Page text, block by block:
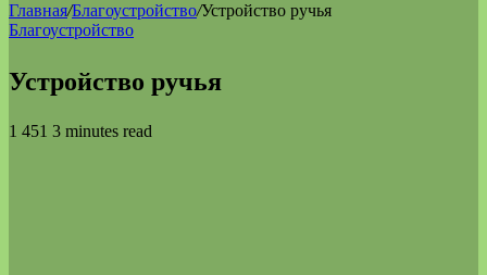
Главная/Благоустройство/Устройство ручья
Благоустройство
Устройство ручья
1 451 3 minutes read